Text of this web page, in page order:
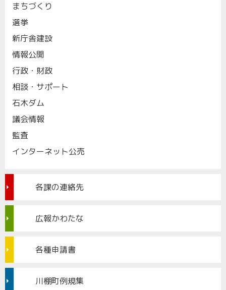
まちづくり
選挙
新庁舎建設
情報公開
行政・財政
相談・サポート
石木ダム
議会情報
監査
インターネット公売
各課の連絡先
広報かわたな
各種申請書
川棚町例規集